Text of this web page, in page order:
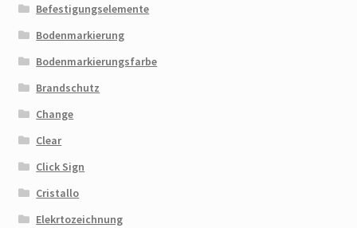
Befestigungselemente
Bodenmarkierung
Bodenmarkierungsfarbe
Brandschutz
Change
Clear
Click Sign
Cristallo
Elekrtozeichnung